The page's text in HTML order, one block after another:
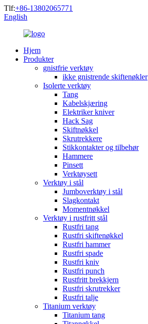
Tlf:+86-13802065771
English
Hjem
Produkter
gnistfrie verktøy
ikke gnistrende skiftenøkler
Isolerte verktøy
Tang
Kabelskjæring
Elektriker kniver
Hack Sag
Skiftnøkkel
Skrutrekkere
Stikkontakter og tilbehør
Hammere
Pinsett
Verktøysett
Verktøy i stål
Jumboverktøy i stål
Slagkontakt
Momentnøkkel
Verktøy i rustfritt stål
Rustfri tang
Rustfri skiftenøkkel
Rustfri hammer
Rustfri spade
Rustfri kniv
Rustfri punch
Rustfritt brekkjern
Rustfri skrutrekker
Rustfri talje
Titanium verktøy
Titanium tang